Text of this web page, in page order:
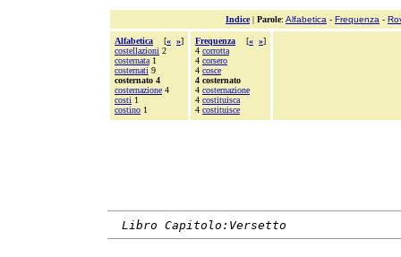
Indice| Parole: Alfabetica - Frequenza -
Alfabetica [« »]
costellazioni 2
costernata 1
costernati 9
costernato 4
costernazione 4
costi 1
costino 1
Frequenza [« »]
4 corrotta
4 corsero
4 cosce
4 costernato
4 costernazione
4 costituisca
4 costituisce
Libro Capitolo:Versetto